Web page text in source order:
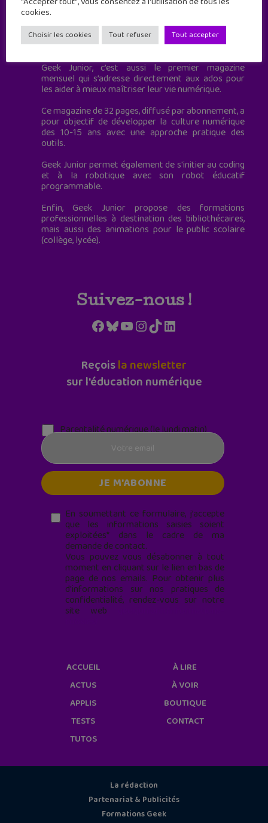
Geek Junior est le premier site de culture numérique
à destination des adolescents.
Geek Junior, c’est aussi le premier magazine
mensuel qui s’adresse directement aux ados pour
les aider à mieux maîtriser leur vie numérique.
Ce magazine de 32 pages, diffusé par abonnement, a
pour objectif de développer la culture numérique
des 10-15 ans avec une approche pratique des
outils.
Geek Junior permet également de s'initier au coding
et à la robotique avec son robot éducatif
programmable.
Enfin, Geek Junior propose des formations
professionnelles à destination des bibliothécaires,
mais aussi des animations pour le public scolaire
(collège, lycée).
Suivez-nous !
Facebook
Bluesky
YouTube
Instagram
TikTokLinkedIn
Reçoisla newsletter
sur l'éducation numérique
Parentalité numérique (le lundi matin)
En soumettant ce formulaire, j’accepte
que les informations saisies soient
exploitées* dans le cadre de ma
demande de contact.
Vous pouvez vous désabonner à tout
moment en cliquant sur le lien en bas de
page de nos emails. Pour obtenir plus
d'informations sur nos pratiques de
confidentialité, rendez-vous sur notre
site web
cookies.
Choisir les cookies Tout refuser Tout accepter
ACCUEIL
ACTUS
APPLIS
TESTS
TUTOS
À LIRE
À VOIR
BOUTIQUE
CONTACT
La rédaction
Partenariat & Publicités
Formations Geek